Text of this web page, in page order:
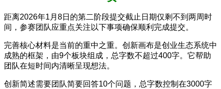
距离2026年1月8日的第二阶段提交截止日期仅剩不到两周时
间，参赛团队应重点关注以下事项确保顺利完成提交。
完善核心材料是当前的重中之重。创新画布是创业生态系统中
成熟的框架，由9个板块组成，总字数不超过400字。它帮助
团队在短时间内清晰呈现想法。
创新简述需要团队简要回答10个问题，总字数控制在3000字